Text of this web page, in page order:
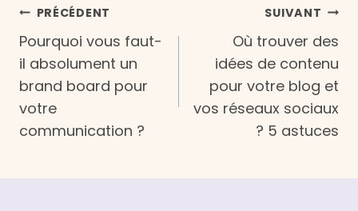
Navigation
de
l’article
PRÉCÉDENT
Pourquoi vous faut-
il absolument un
brand board pour
votre
communication ?
SUIVANT
Où trouver des
idées de contenu
pour votre blog et
vos réseaux sociaux
? 5 astuces